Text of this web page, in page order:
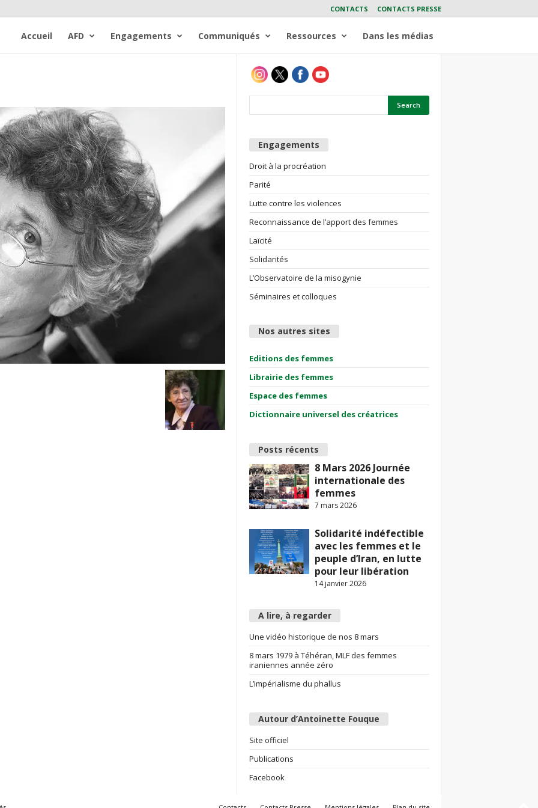
CONTACTS CONTACTS PRESSE
Accueil AFD Engagements Communiqués Ressources Dans les médias
Engagements
Droit à la procréation
Parité
Lutte contre les violences
Reconnaissance de l’apport des femmes
Laïcité
Solidarités
L’Observatoire de la misogynie
Séminaires et colloques
Nos autres sites
Editions des femmes
Librairie des femmes
Espace des femmes
Dictionnaire universel des créatrices
Posts récents
8 Mars 2026 Journée
internationale des
femmes
7 mars 2026
Solidarité indéfectible
avec les femmes et le
peuple d’Iran, en lutte
pour leur libération
14 janvier 2026
A lire, à regarder
Une vidéo historique de nos 8 mars
8 mars 1979 à Téhéran, MLF des femmes
iraniennes année zéro
L’impérialisme du phallus
Autour d’Antoinette Fouque
Site officiel
Publications
Facebook